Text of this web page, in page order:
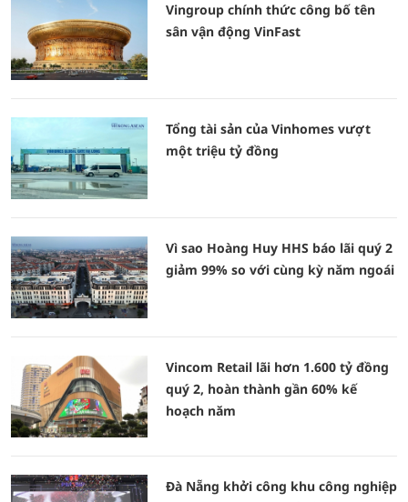
Vingroup chính thức công bố tên
sân vận động VinFast
Tổng tài sản của Vinhomes vượt
một triệu tỷ đồng
Vì sao Hoàng Huy HHS báo lãi quý 2
giảm 99% so với cùng kỳ năm ngoái
Vincom Retail lãi hơn 1.600 tỷ đồng
quý 2, hoàn thành gần 60% kế
hoạch năm
Đà Nẵng khởi công khu công nghiệp